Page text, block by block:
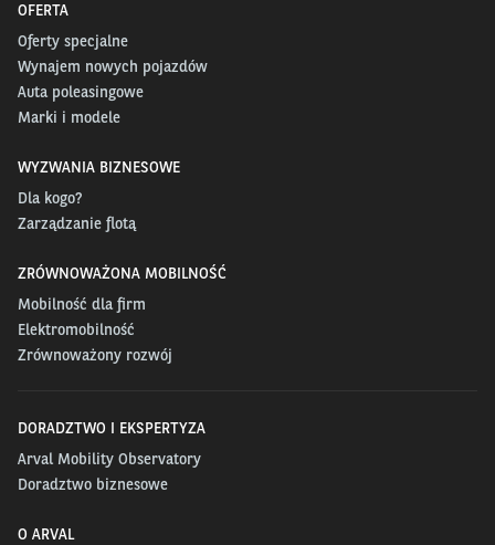
OFERTA
Oferty specjalne
Wynajem nowych pojazdów
Auta poleasingowe
Marki i modele
WYZWANIA BIZNESOWE
Dla kogo?
Zarządzanie flotą
ZRÓWNOWAŻONA MOBILNOŚĆ
Mobilność dla firm
Elektromobilność
Zrównoważony rozwój
DORADZTWO I EKSPERTYZA
Arval Mobility Observatory
Doradztwo biznesowe
O ARVAL